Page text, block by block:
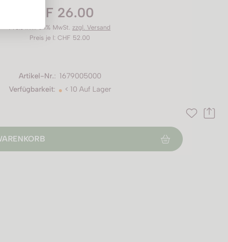
CHF 26.00
Preis inkl. 8.1% MwSt. zzgl. Versand
Preis je l: CHF 52.00
Artikel-Nr.: 1679005000
Verfügbarkeit: < 10 Auf Lager